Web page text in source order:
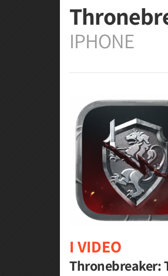
IPHONE
I VIDEO
Thronebreaker: